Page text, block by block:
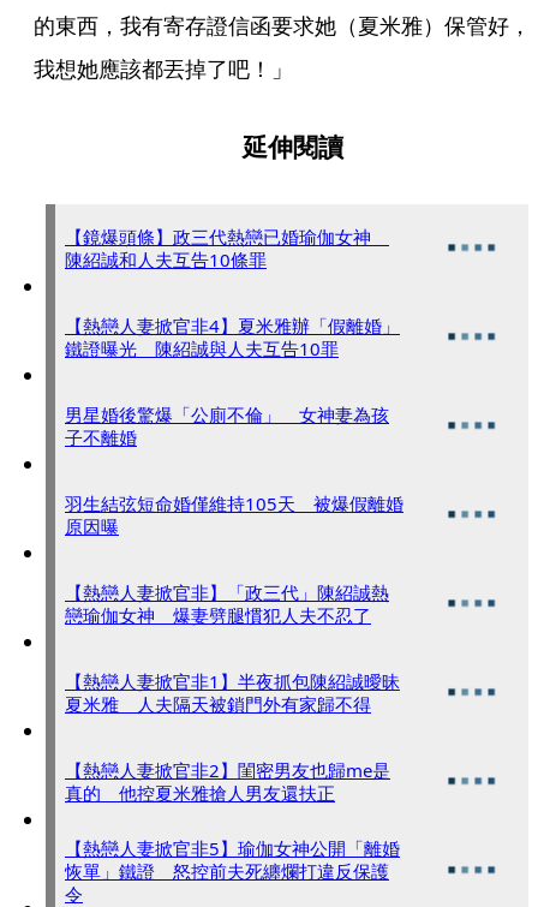
的東西，我有寄存證信函要求她（夏米雅）保管好，
我想她應該都丟掉了吧！」
延伸閱讀
【鏡爆頭條】政三代熱戀已婚瑜伽女神
陳紹誠和人夫互告10條罪
【熱戀人妻掀官非4】夏米雅辦「假離婚」
鐵證曝光 陳紹誠與人夫互告10罪
男星婚後驚爆「公廁不倫」 女神妻為孩
子不離婚
羽生結弦短命婚僅維持105天 被爆假離婚
原因曝
【熱戀人妻掀官非】「政三代」陳紹誠熱
戀瑜伽女神 爆妻劈腿慣犯人夫不忍了
【熱戀人妻掀官非1】半夜抓包陳紹誠曖昧
夏米雅 人夫隔天被鎖門外有家歸不得
【熱戀人妻掀官非2】閨密男友也歸me是
真的 他控夏米雅搶人男友還扶正
【熱戀人妻掀官非5】瑜伽女神公開「離婚
恢單」鐵證 怒控前夫死纏爛打違反保護
令